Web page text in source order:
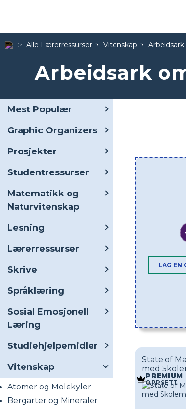
Alle Lærerressurser Vitenskap
Arbeidsark
Mest Populær
Graphic Organizers
Prosjekter
Studentressurser
Matematikk og
Naturvitenskap
Lesning
Lærerressurser
Skrive
Språklæring
Sosial Emosjonell
Læring
Studiehjelpemidler
Vitenskap
Atomer og Molekyler
Bergarter og Mineraler
LAG EN
State of
med
PREMIUM
OPPSETT